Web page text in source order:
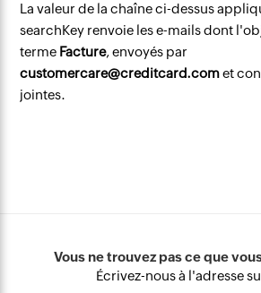
La valeur de la chaîne ci-dessus
searchKey renvoie les e-mails dont
terme Facture, envoyés par
customercare@creditcard.comet
jointes.
Vous ne trouvez pas ce que
Écrivez-nous à l'adresse